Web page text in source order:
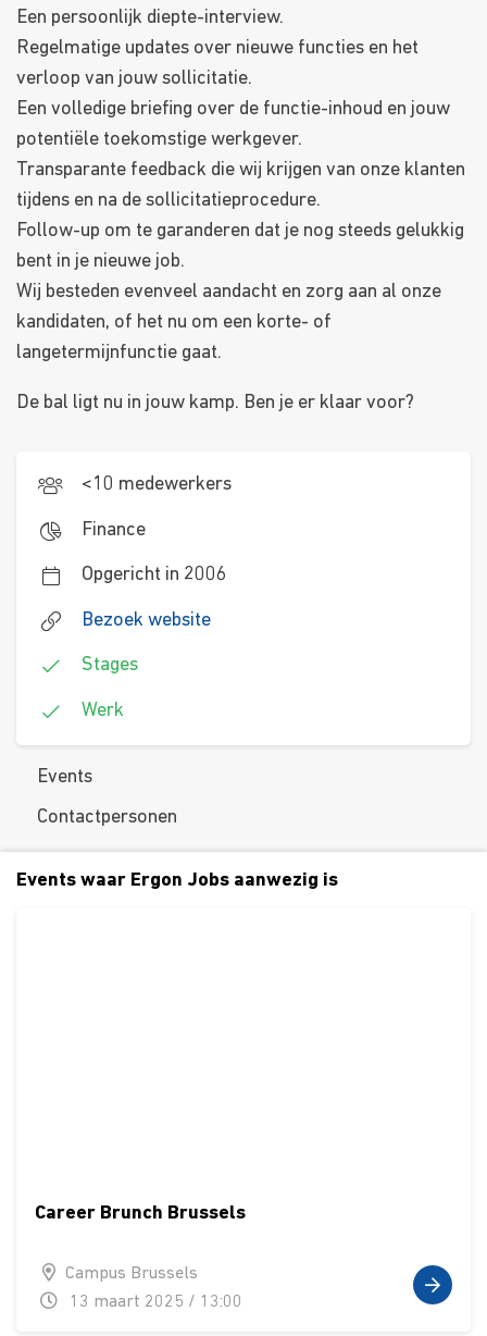
Een persoonlijk diepte-interview.
Regelmatige updates over nieuwe functies en het
verloop van jouw sollicitatie.
Een volledige briefing over de functie-inhoud en jouw
potentiële toekomstige werkgever.
Transparante feedback die wij krijgen van onze klanten
tijdens en na de sollicitatieprocedure.
Follow-up om te garanderen dat je nog steeds gelukkig
bent in je nieuwe job.
Wij besteden evenveel aandacht en zorg aan al onze
kandidaten, of het nu om een korte- of
langetermijnfunctie gaat.
De bal ligt nu in jouw kamp. Ben je er klaar voor?
<10 medewerkers
Finance
Opgericht in 2006
Bezoek website
Stages
Werk
Events
Contactpersonen
Events waar Ergon Jobs aanwezig is
Career Brunch Brussels
Campus Brussels
13 maart 2025 / 13:00